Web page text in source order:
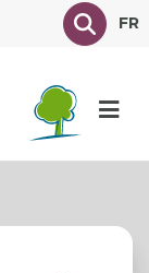
TexteFR